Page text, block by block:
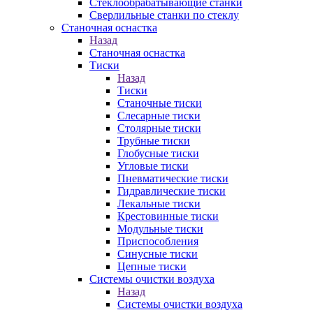
Стеклообрабатывающие станки
Сверлильные станки по стеклу
Станочная оснастка
Назад
Станочная оснастка
Тиски
Назад
Тиски
Станочные тиски
Слесарные тиски
Столярные тиски
Трубные тиски
Глобусные тиски
Угловые тиски
Пневматические тиски
Гидравлические тиски
Лекальные тиски
Крестовинные тиски
Модульные тиски
Приспособления
Синусные тиски
Цепные тиски
Системы очистки воздуха
Назад
Системы очистки воздуха